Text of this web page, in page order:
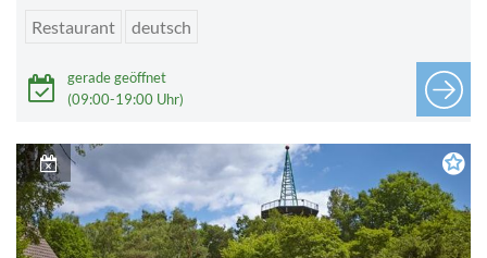
Restaurant
deutsch
gerade geöffnet
(09:00-19:00 Uhr)